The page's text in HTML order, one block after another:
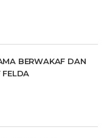
BERWAKAF DAN